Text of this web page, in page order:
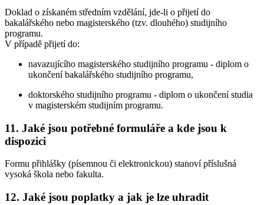
Doklad o získaném středním vzdělání, jde-li o přijetí do
bakalářského nebo magisterského (tzv. dlouhého) studijního
programu.
V případě přijetí do:
navazujícího magisterského studijního programu - diplom o
ukončení bakalářského studijního programu,
doktorského studijního programu - diplom o ukončení studia
v magisterském studijním programu.
11. Jaké jsou potřebné formuláře a kde jsou k
dispozici
Formu přihlášky (písemnou či elektronickou) stanoví příslušná
vysoká škola nebo fakulta.
12. Jaké jsou poplatky a jak je lze uhradit